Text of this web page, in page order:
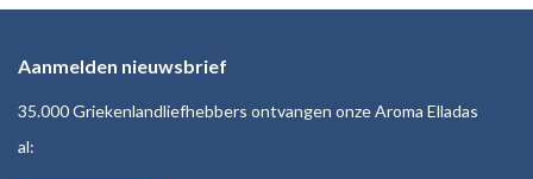
Aanmelden nieuwsbrief
35.000 Griekenlandliefhebbers ontvangen onze Aroma Elladas
al: